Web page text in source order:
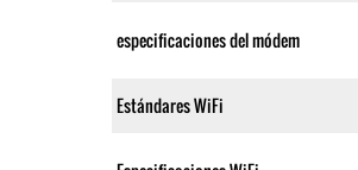
especificaciones del módem
Estándares WiFi